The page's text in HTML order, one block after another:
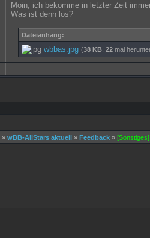
Moin, ich bekomme in letzter Zeit
Was ist denn los?
Dateianhang:
wbbas.jpg (38 KB, 22mal
» wBB-AllStars aktuell » Feedback » [Sonstiges]